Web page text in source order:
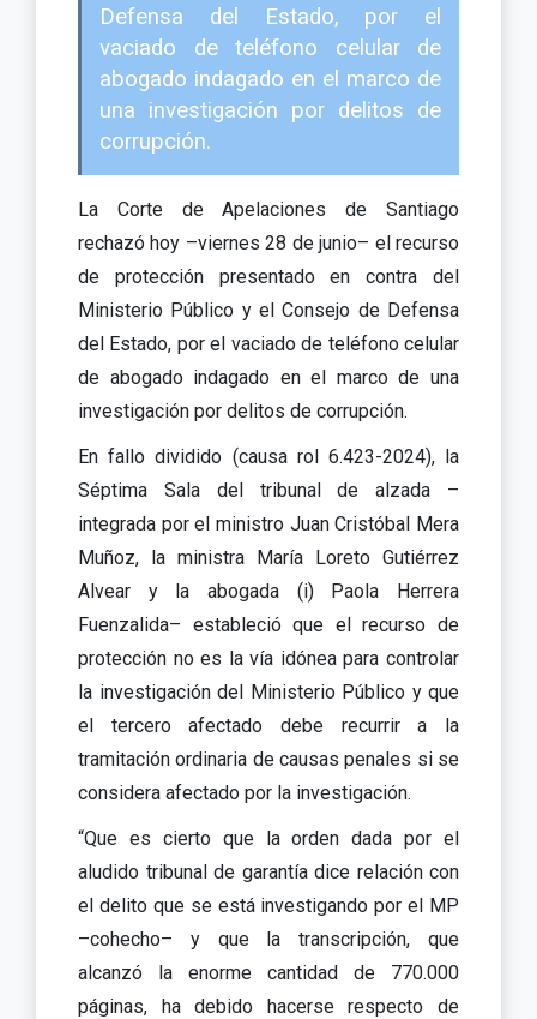
Defensa del Estado, por el
vaciado de teléfono celular de
abogado indagado en el marco de
una investigación por delitos de
corrupción.
La Corte de Apelaciones de Santiago
rechazó hoy –viernes 28 de junio– el recurso
de protección presentado en contra del
Ministerio Público y el Consejo de Defensa
del Estado, por el vaciado de teléfono celular
de abogado indagado en el marco de una
investigación por delitos de corrupción.
En fallo dividido (causa rol 6.423-2024), la
Séptima Sala del tribunal de alzada –
integrada por el ministro Juan Cristóbal Mera
Muñoz, la ministra María Loreto Gutiérrez
Alvear y la abogada (i) Paola Herrera
Fuenzalida– estableció que el recurso de
protección no es la vía idónea para controlar
la investigación del Ministerio Público y que
el tercero afectado debe recurrir a la
tramitación ordinaria de causas penales si se
considera afectado por la investigación.
“Que es cierto que la orden dada por el
aludido tribunal de garantía dice relación con
el delito que se está investigando por el MP
–cohecho– y que la transcripción, que
alcanzó la enorme cantidad de 770.000
páginas, ha debido hacerse respecto de